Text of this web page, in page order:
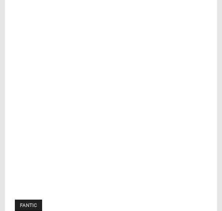
FANTIC